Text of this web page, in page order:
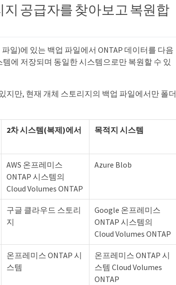
공급자를 찾아보고 복원합
일)에 있는 백업 파일에서 ONTAP 데이터를 다음
에 저장되며 동일한 시스템으로만 복원할 수 있
만, 현재 개체 스토리지의 백업 파일에서만 폴더
2차 시스템(복제)에서 목적지 시스템
AWS 온프레미스
ONTAP 시스템의
Cloud Volumes ONTAP
Azure Blob
구글 클라우드 스토리
지
Google 온프레미스
ONTAP 시스템의
Cloud Volumes ONTAP
온프레미스 ONTAP 시
스템
온프레미스 ONTAP 시
스템 Cloud Volumes
ONTAP